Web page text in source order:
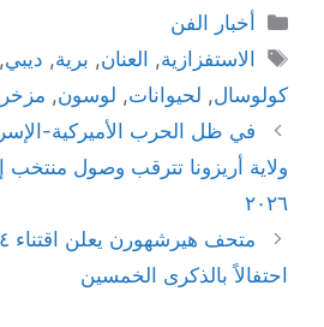
التصنيفات
أخبار الفن
الوسوم
الاستفزازية, العنان, برية, ديبي,
كولوسال, لحيوانات, لوسون,
في ظل الحرب الأميركية-
ولاية أريزونا تترقب وصول منتخب
٢٠٢٦
احتفالاً بالذكرى الخمسين